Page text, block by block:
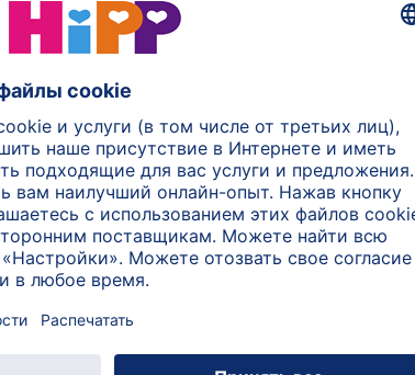
Контрольный список
для роддома
рубрики:
Есть за двоих? Прибавка в весе